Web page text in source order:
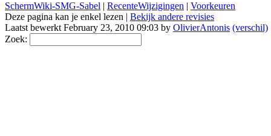
SchermWiki-SMG-Sabel | RecenteWijzigingen | Voorkeuren
Deze pagina kan je enkel lezen | Bekijk andere revisies
Laatst bewerkt February 23, 2010 09:03 by OlivierAntonis (verschil)
Zoek: